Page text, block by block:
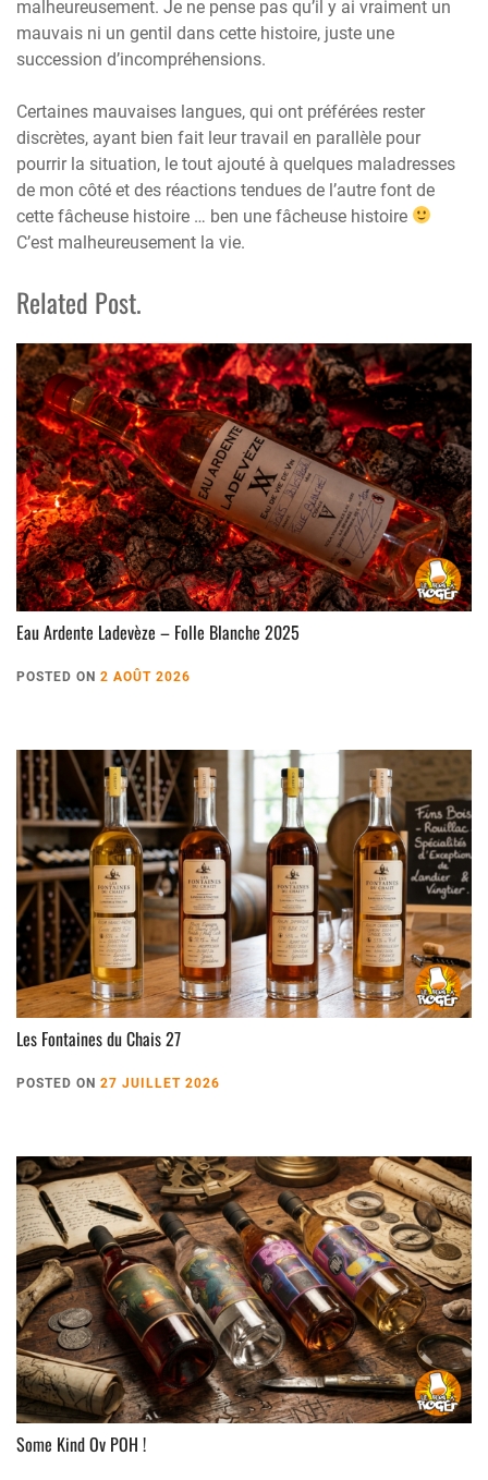
malheureusement. Je ne pense pas qu’il y ai vraiment un
mauvais ni un gentil dans cette histoire, juste une
succession d’incompréhensions.
Certaines mauvaises langues, qui ont préférées rester
discrètes, ayant bien fait leur travail en parallèle pour
pourrir la situation, le tout ajouté à quelques maladresses
de mon côté et des réactions tendues de l’autre font de
cette fâcheuse histoire … ben une fâcheuse histoire
C’est malheureusement la vie.
Related Post.
Eau Ardente Ladevèze – Folle Blanche 2025
POSTED ON 2 AOÛT 2026
Les Fontaines du Chais 27
POSTED ON 27 JUILLET 2026
Some Kind Ov POH !